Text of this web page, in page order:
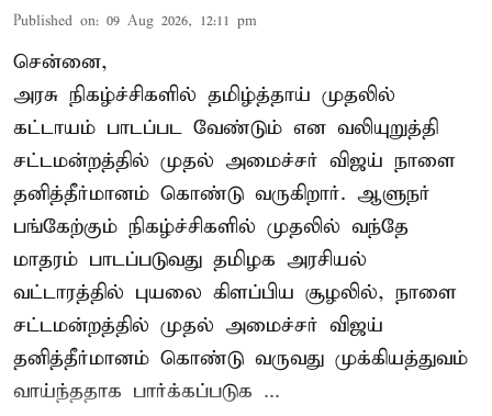
Published on: 09 Aug 2026, 12:11 pm
சென்னை,
அரசு நிகழ்ச்சிகளில் தமிழ்த்தாய் முதலில்
கட்டாயம் பாடப்பட வேண்டும் என வலியுறுத்தி
சட்டமன்றத்தில் முதல் அமைச்சர் விஜய் நாளை
தனித்தீர்மானம் கொண்டு வருகிறார். ஆளுநர்
பங்கேற்கும் நிகழ்ச்சிகளில் முதலில் வந்தே
மாதரம் பாடப்படுவது தமிழக அரசியல்
வட்டாரத்தில் புயலை கிளப்பிய சூழலில், நாளை
சட்டமன்றத்தில் முதல் அமைச்சர் விஜய்
தனித்தீர்மானம் கொண்டு வருவது முக்கியத்துவம்
வாய்ந்ததாக பார்க்கப்படுக ...